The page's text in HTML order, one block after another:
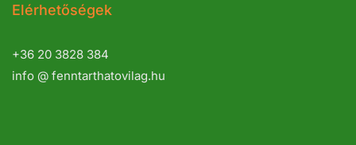
Elérhetőségek
+36 20 3828 384
info @ fenntarthatovilag.hu